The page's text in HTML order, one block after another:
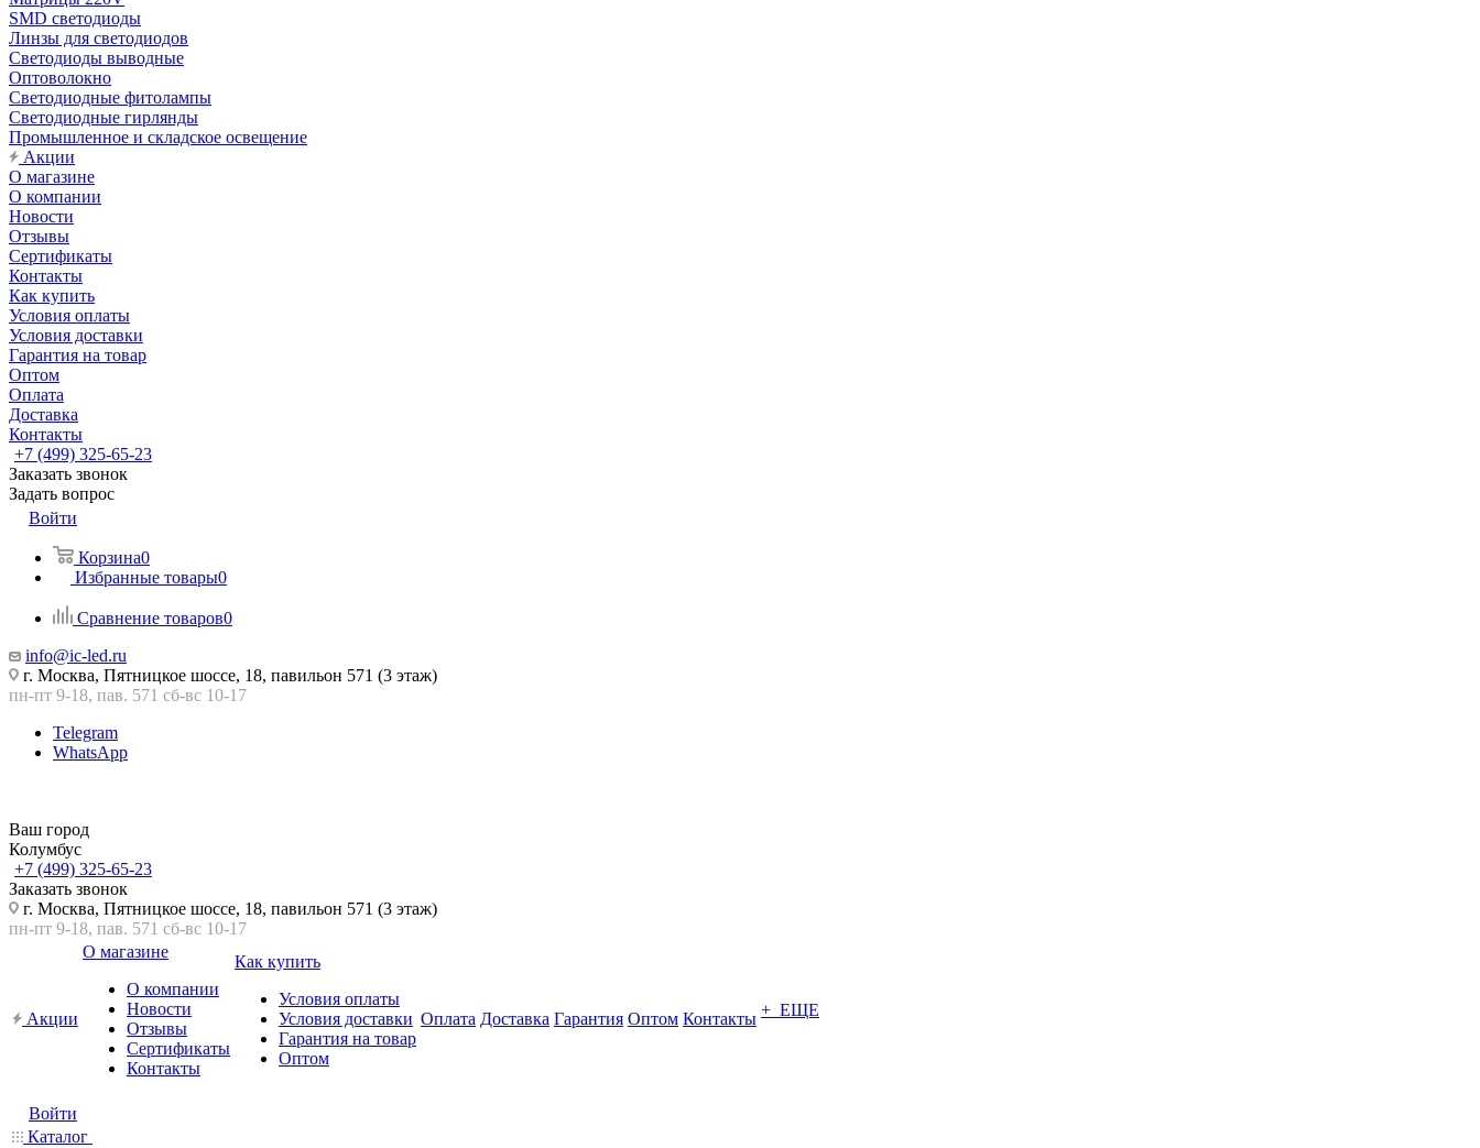
SMD светодиоды
Линзы для светодиодов
Светодиоды выводные
Оптоволокно
Светодиодные фитолампы
Светодиодные гирлянды
Промышленное и складское освещение
Акции
О магазине
О компании
Новости
Отзывы
Сертификаты
Контакты
Как купить
Условия оплаты
Условия доставки
Гарантия на товар
Оптом
Оплата
Доставка
Контакты
+7 (499) 325-65-23
Заказать звонок
Задать вопрос
Войти
Корзина0
Избранные товары0
Сравнение товаров0
info@ic-led.ru
г. Москва, Пятницкое шоссе, 18, павильон 571 (3 этаж)
пн-пт 9-18, пав. 571 сб-вс 10-17
Telegram
WhatsApp
Ваш город
Колумбус
+7 (499) 325-65-23
Заказать звонок
г. Москва, Пятницкое шоссе, 18, павильон 571 (3 этаж)
пн-пт 9-18, пав. 571 сб-вс 10-17
Акции
О магазине
О компании
Новости
Отзывы
Сертификаты
Контакты
Как купить
Условия оплаты
Условия доставки
Гарантия на товар
Оптом
Оплата Доставка Гарантия Оптом Контакты + ЕЩЕ
Войти
Каталог